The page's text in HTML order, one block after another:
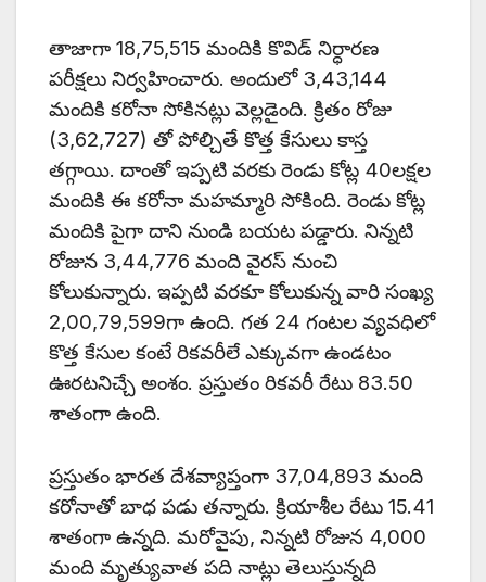
తాజాగా 18,75,515 మందికి కొవిడ్ నిర్ధారణ
పరీక్షలు నిర్వహించారు. అందులో 3,43,144
మందికి కరోనా సోకినట్లు వెల్లడైంది. క్రితం రోజు
(3,62,727) తో పోల్చితే కొత్త కేసులు కాస్త
తగ్గాయి. దాంతో ఇప్పటి వరకు రెండు కోట్ల 40లక్షల
మందికి ఈ కరోనా మహమ్మారి సోకింది. రెండు కోట్ల
మందికి పైగా దాని నుండి బయట పడ్డారు. నిన్నటి
రోజున 3,44,776 మంది వైరస్ నుంచి
కోలుకున్నారు. ఇప్పటి వరకూ కోలుకున్న వారి సంఖ్య
2,00,79,599గా ఉంది. గత 24 గంటల వ్యవధిలో
కొత్త కేసుల కంటే రికవరీలే ఎక్కువగా ఉండటం
ఊరటనిచ్చే అంశం. ప్రస్తుతం రికవరీ రేటు 83.50
శాతంగా ఉంది.
ప్రస్తుతం భారత దేశవ్యాప్తంగా 37,04,893 మంది
కరోనాతో బాధ పడు తన్నారు. క్రియాశీల రేటు 15.41
శాతంగా ఉన్నది. మరోవైపు, నిన్నటి రోజున 4,000
మంది మృత్యువాత పది నాట్లు తెలుస్తున్నది